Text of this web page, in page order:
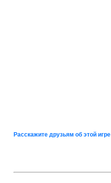
Расскажите друзьям об этой игре